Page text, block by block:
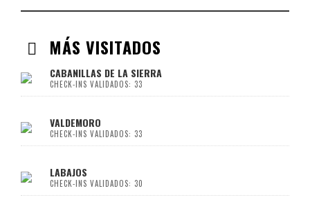
MÁS VISITADOS
CABANILLAS DE LA SIERRA
CHECK-INS VALIDADOS: 33
VALDEMORO
CHECK-INS VALIDADOS: 33
LABAJOS
CHECK-INS VALIDADOS: 30